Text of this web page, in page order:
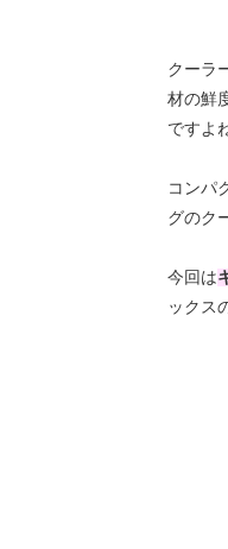
クーラ
材の鮮
ですよ
コンパ
グのク
今回は
ックス